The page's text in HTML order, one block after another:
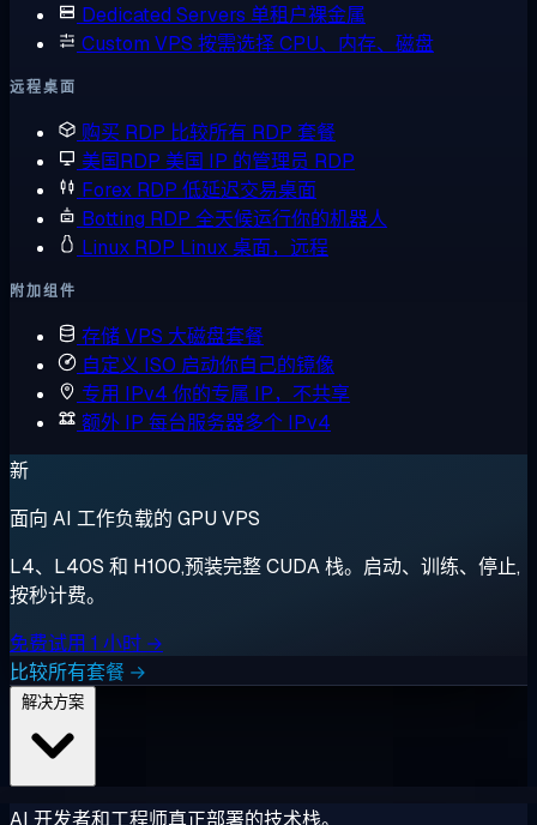
Dedicated Servers 单租户裸金属
Custom VPS 按需选择 CPU、内存、磁盘
远程桌面
购买 RDP 比较所有 RDP 套餐
美国RDP 美国 IP 的管理员 RDP
Forex RDP 低延迟交易桌面
Botting RDP 全天候运行你的机器人
Linux RDP Linux 桌面，远程
附加组件
存储 VPS 大磁盘套餐
自定义 ISO 启动你自己的镜像
专用 IPv4 你的专属 IP，不共享
额外 IP 每台服务器多个 IPv4
新
面向 AI 工作负载的 GPU VPS
L4、L40S 和 H100,预装完整 CUDA 栈。启动、训练、停止,
按秒计费。
免费试用 1 小时 →
比较所有套餐 →
AI 开发者和工程师真正部署的技术栈。